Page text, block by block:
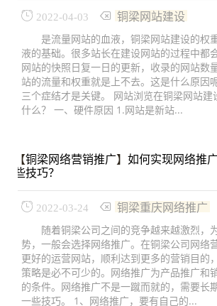
2022-04-03 铜梁网站建设
是流量网站的血液，铜梁网站建设的权
液的基础。很多站长在建设网站的过程中都
网站的快照日复一日的更新，收录的网站数
站的流量和权重就是上不去。这是什么原因
三个症结才是关键。 网站浏览在铜梁网站建
什么？ 一、硬件原因 1.网站是新站...
【铜梁网络营销推广】 如何实现网络推
些技巧？
2022-03-24 铜梁重庆网络推广
随着铜梁公司之间的竞争越来越激烈，
势，一般会选择网络推广。在铜梁公司网络
更好的运营网站，顺利达到更多的营销目的
策略是必不可少的。网络推广为产品推广和
的条件。网络推广不是一蹴而就的，需要长
一些技巧。 1、网络推广，要有自己的...